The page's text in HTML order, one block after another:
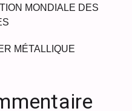
MONDIALE DES
MÉTALLIQUE